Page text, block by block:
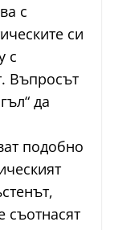
с
си
с
Въпросът
да
подобно
съотнасят